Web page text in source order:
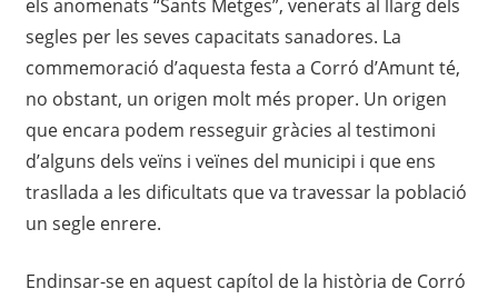
els anomenats “Sants Metges”, venerats al llarg dels
segles per les seves capacitats sanadores. La
commemoració d’aquesta festa a Corró d’Amunt té,
no obstant, un origen molt més proper. Un origen
que encara podem resseguir gràcies al testimoni
d’alguns dels veïns i veïnes del municipi i que ens
trasllada a les dificultats que va travessar la població
un segle enrere.
Endinsar-se en aquest capítol de la història de Corró